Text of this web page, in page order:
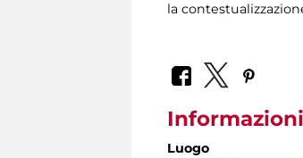
la
Informazioni
Luogo